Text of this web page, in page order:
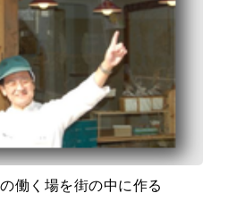
働く場を街の中に作る